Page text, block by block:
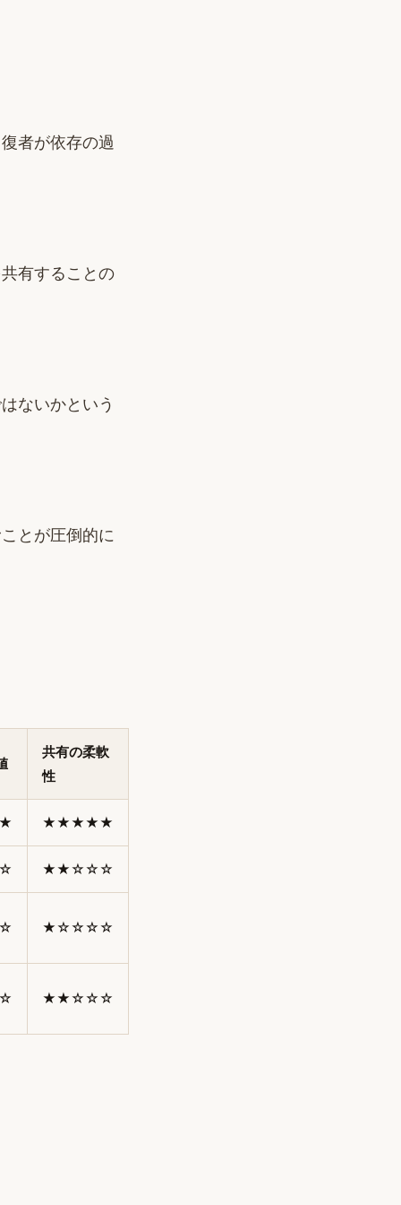
者が依存の過
有することの
ないかという
とが圧倒的に
共有の柔軟
性
★★★★★
★★☆☆☆
★☆☆☆☆
★★☆☆☆